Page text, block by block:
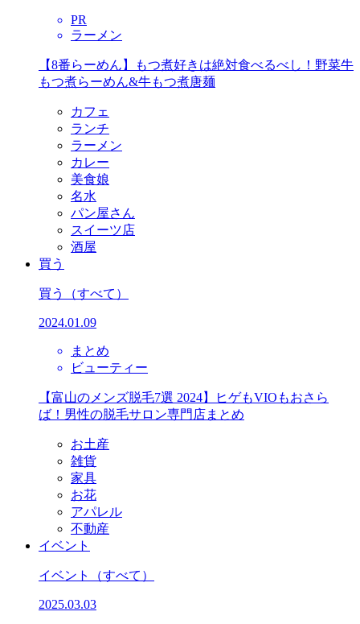
PR
ラーメン
【8番らーめん】もつ煮好きは絶対食べるべし！野菜牛
もつ煮らーめん&牛もつ煮唐麺
カフェ
ランチ
ラーメン
カレー
美食娘
名水
パン屋さん
スイーツ店
酒屋
買う
買う （すべて）
2024.01.09
まとめ
ビューティー
【富山のメンズ脱毛7選 2024】ヒゲもVIOもおさら
ば！男性の脱毛サロン専門店まとめ
お土産
雑貨
家具
お花
アパレル
不動産
イベント
イベント （すべて）
2025.03.03